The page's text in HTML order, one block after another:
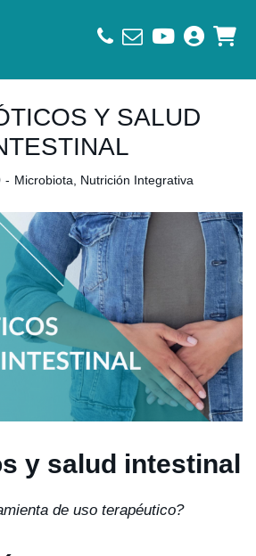
Y SALUD
- Microbiota Nutrición Integrativa
y salud intestinal
de uso terapéutico?